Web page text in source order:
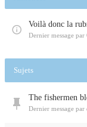
Voilà donc la
Dernier message par
Sujets
The fishermen
Dernier message par